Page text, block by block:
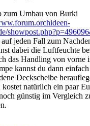
zum Umbau von Burki
auf jeden Fall zum
dabei die Luftfeuchte
das Handling von vorne
kannst du dann
Deckscheibe
kostet natürlich ein paar
günstig im Vergleich